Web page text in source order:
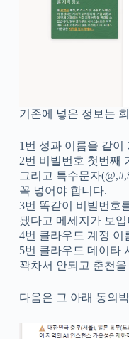
기존에 넣은 정보는
1번 성과 이름을 같이
2번 비빌번호 첫번째
그리고 특수문자
꼭 넣어야 합니다.
3번 똑같이 비빌번호
됐다고 메세지가 보입
4번 클라우드 계정 이
5번 클라우드 데이타
꽉차서 안되고 춘천
다음은 그 아래 동의